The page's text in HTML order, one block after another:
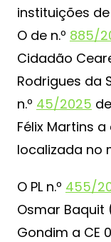
instituições
O de n.º 885/
Cidadão
Rodrigues da
n.º 45/2025
Félix Martins
localizada no
O PL n.º 455/
Osmar Baquit
Gondim a CE